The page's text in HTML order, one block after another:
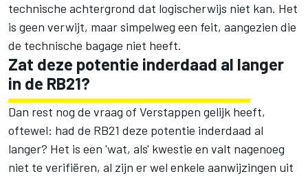
technische achtergrond dat logischerwijs niet kan. Het
is geen verwijt, maar simpelweg een feit, aangezien die
de technische bagage niet heeft.
Zat deze potentie inderdaad al langer
in de RB21?
Dan rest nog de vraag of Verstappen gelijk heeft,
oftewel: had de RB21 deze potentie inderdaad al
langer? Het is een 'wat, als' kwestie en valt nagenoeg
niet te verifiëren, al zijn er wel enkele aanwijzingen uit